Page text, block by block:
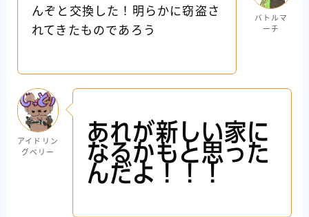
んぞと交換した！明らかに窃盗さ
れてきたものであろう
バトルマ
ーチ
アイドリン
グベリー
あれが新しい家に
なるかもと思った
んだよ！！！